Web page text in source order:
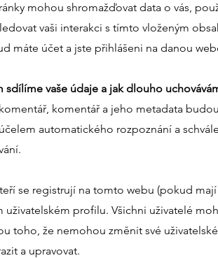
mohou shromažďovat data o vás,
vaši interakci s tímto vloženým
máte účet a jste přihlášeni na danou
sdílíme vaše údaje a jak dlouho
komentář a jeho metadata
automatického rozpoznání a
se registrují na tomto webu (pokud
uživatelském profilu. Všichni uživatelé
toho, že nemohou změnit své
a upravovat.